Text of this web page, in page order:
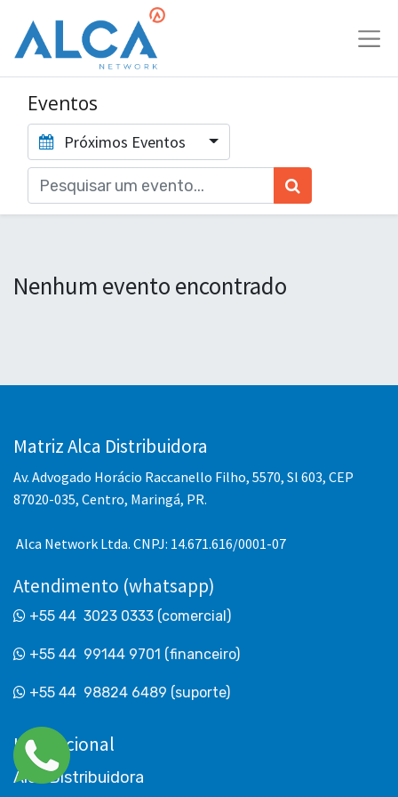
Eventos
Próximos Eventos
Nenhum evento encontrado
Matriz Alca Distribuidora
Av. Advogado Horácio Raccanello Filho, 5570, Sl 603, CEP
87020-035, Centro, Maringá, PR.
Alca Network Ltda. CNPJ: 14.671.616/0001-07
Atendimento (whatsapp)
+55 44 3023 0333 (comercial)
+55 44 99144 9701 (financeiro)
+55 44 98824 6489 (suporte)
Institucional
Alca Distribuidora